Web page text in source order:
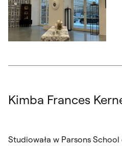
Kimba Frances
Studiowała w Parsons